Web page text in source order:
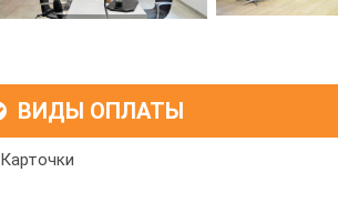
ВИДЫ ОПЛАТЫ
Карточки